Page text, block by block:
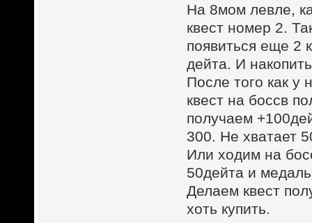
На 8мом левле,
квест номер 2.
появиться еще 2
дейта. И
После того как у
квест на боссв
получаем
300. Не хватает
Или ходим на
50дейта и
Делаем квест
хоть купить.